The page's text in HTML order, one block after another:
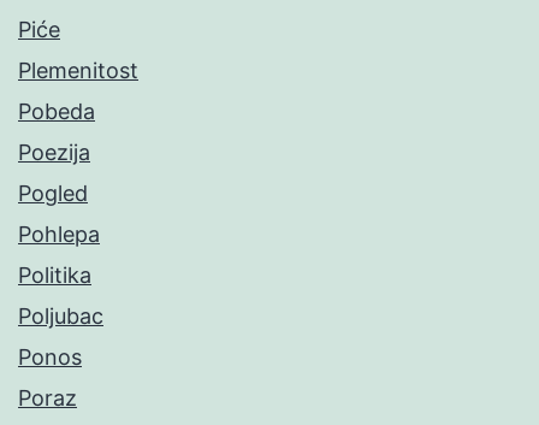
Piće
Plemenitost
Pobeda
Poezija
Pogled
Pohlepa
Politika
Poljubac
Ponos
Poraz